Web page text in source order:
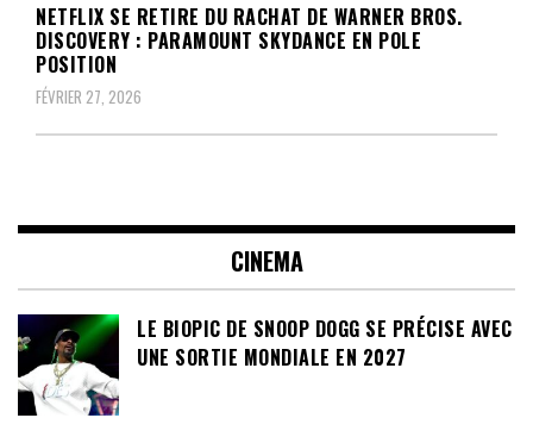
NETFLIX SE RETIRE DU RACHAT DE WARNER BROS.
DISCOVERY : PARAMOUNT SKYDANCE EN POLE
POSITION
FÉVRIER 27, 2026
CINEMA
LE BIOPIC DE SNOOP DOGG SE PRÉCISE AVEC
UNE SORTIE MONDIALE EN 2027